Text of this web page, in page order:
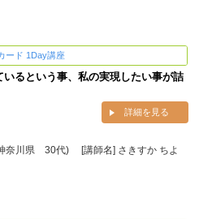
ード 1Day講座
るという事、私の実現したい事が詰
詳細を見る
奈川県 30代)
[講師名] さきすか ちよ